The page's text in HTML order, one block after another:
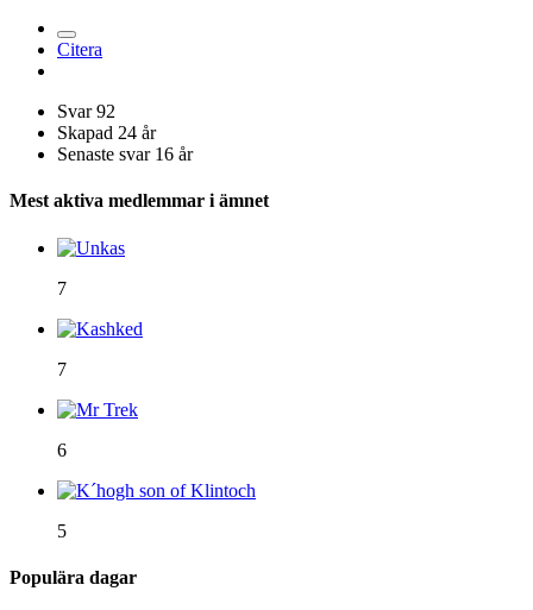
Citera
Svar 92
Skapad 24 år
Senaste svar 16 år
Mest aktiva medlemmar i ämnet
7
7
6
5
Populära dagar